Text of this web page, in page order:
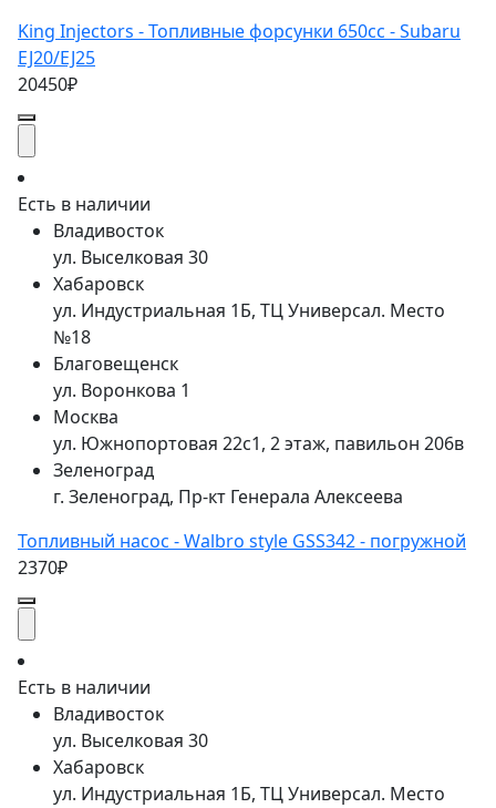
King Injectors - Топливные форсунки 650cc - Subaru
EJ20/EJ25
20450₽
Есть в наличии
Владивосток
ул. Выселковая 30
Хабаровск
ул. Индустриальная 1Б, ТЦ Универсал. Место
№18
Благовещенск
ул. Воронкова 1
Москва
ул. Южнопортовая 22с1, 2 этаж, павильон 206в
Зеленоград
г. Зеленоград, Пр-кт Генерала Алексеева
Топливный насос - Walbro style GSS342 - погружной
2370₽
Есть в наличии
Владивосток
ул. Выселковая 30
Хабаровск
ул. Индустриальная 1Б, ТЦ Универсал. Место